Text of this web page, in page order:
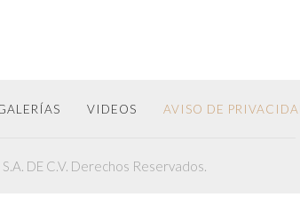
VIDEOS AVISO DE
DE C.V. Derechos Reservados.